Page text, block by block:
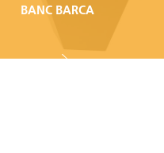
BANC BARCA
Personnalisable